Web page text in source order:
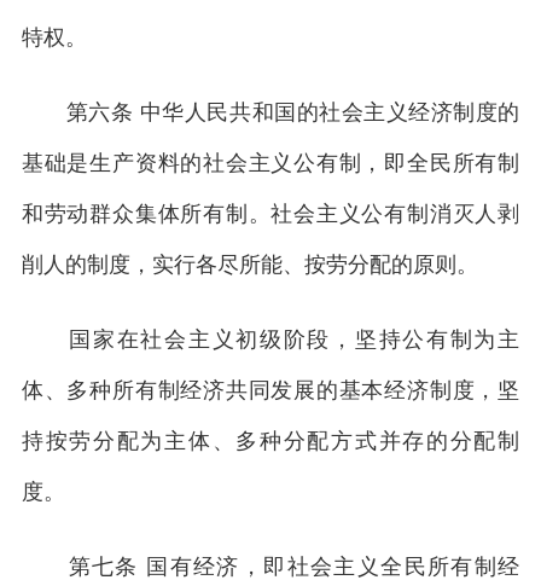
特权。
第六条 中华人民共和国的社会主义经济制度的
基础是生产资料的社会主义公有制，即全民所有制
和劳动群众集体所有制。社会主义公有制消灭人剥
削人的制度，实行各尽所能、按劳分配的原则。
国家在社会主义初级阶段，坚持公有制为主
体、多种所有制经济共同发展的基本经济制度，坚
持按劳分配为主体、多种分配方式并存的分配制
度。
第七条 国有经济，即社会主义全民所有制经